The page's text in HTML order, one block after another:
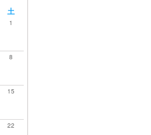
土
1
8
15
22